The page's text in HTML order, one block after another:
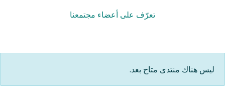
تعرّف على أعضاء مجتمعنا
ليس هناك منتدى متاح بعد.